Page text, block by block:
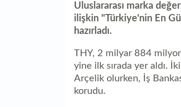
Uluslararası marka
ilişkin "Türkiye'nin En
hazırladı.
THY, 2 milyar 884
yine ilk sırada yer aldı.
Arçelik olurken, İş
korudu.